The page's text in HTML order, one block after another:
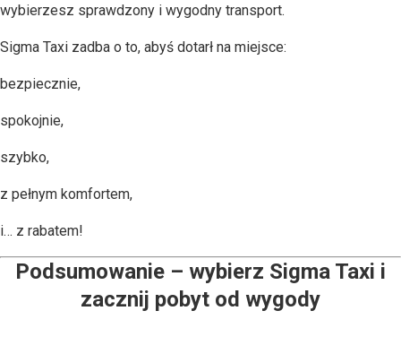
wybierzesz sprawdzony i wygodny transport.
Sigma Taxi zadba o to, abyś dotarł na miejsce:
bezpiecznie,
spokojnie,
szybko,
z pełnym komfortem,
i… z rabatem!
Podsumowanie – wybierz Sigma Taxi i
zacznij pobyt od wygody